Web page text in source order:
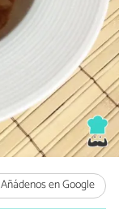
Añádenos en Google